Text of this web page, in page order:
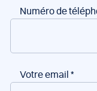
Numéro de
Votre email *